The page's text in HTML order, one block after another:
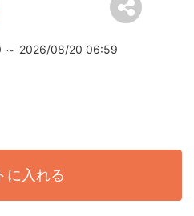
～ 2026/08/20 06:59
に入れる